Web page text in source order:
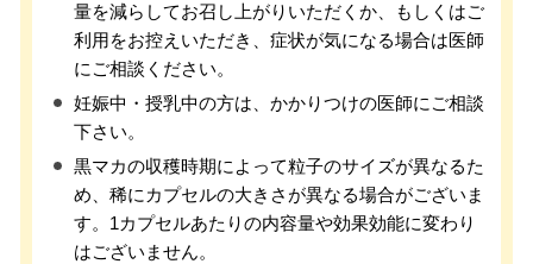
量を減らしてお召し上がりいただくか、もしくはご
利用をお控えいただき、症状が気になる場合は医師
にご相談ください。
妊娠中・授乳中の方は、かかりつけの医師にご相談
下さい。
黒マカの収穫時期によって粒子のサイズが異なるた
め、稀にカプセルの大きさが異なる場合がございま
す。1カプセルあたりの内容量や効果効能に変わり
はございません。